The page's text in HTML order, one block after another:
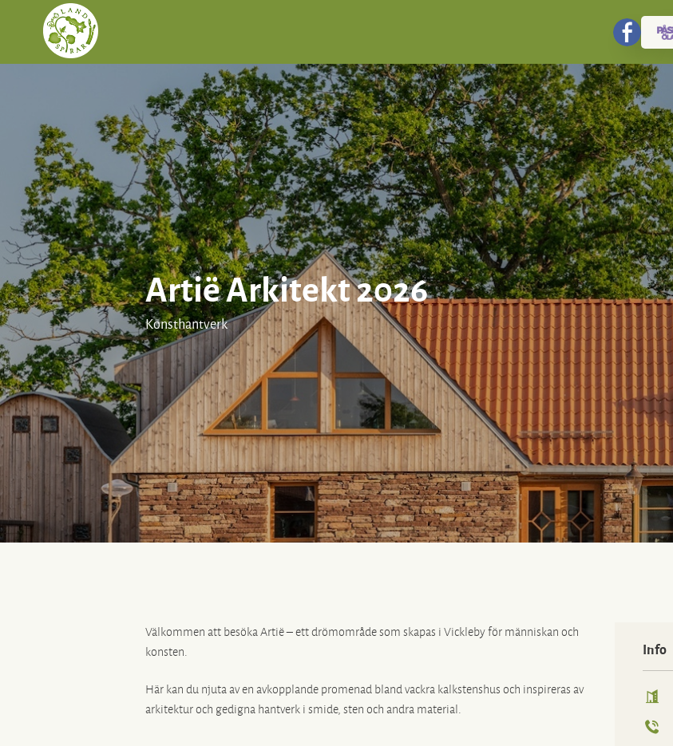
Artië Arkitekt 2026
Konsthantverk
Välkommen att besöka Artië – ett drömområde som skapas i Vickleby för människan och
konsten.
Här kan du njuta av en avkopplande promenad bland vackra kalkstenshus och inspireras av
arkitektur och gedigna hantverk i smide, sten och andra material.
Info